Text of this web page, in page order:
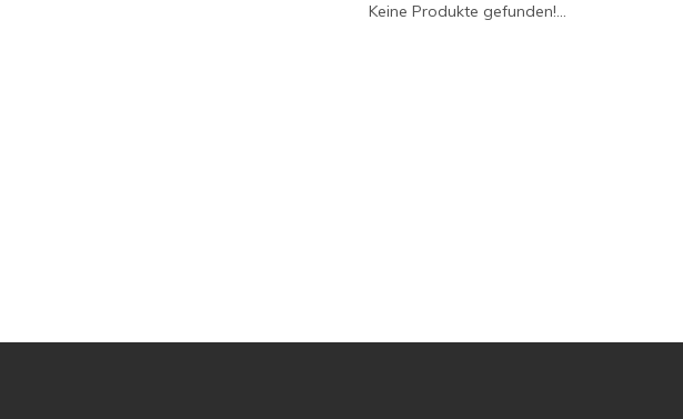
Keine Produkte gefunden!...